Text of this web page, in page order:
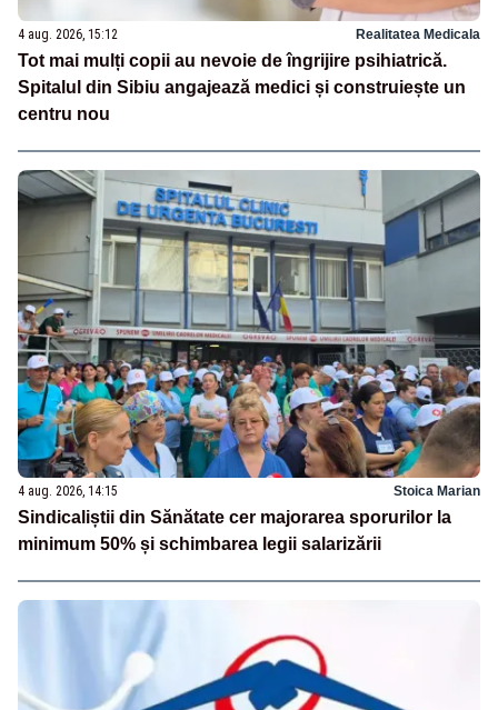
4 aug. 2026, 15:12 Realitatea Medicala
Tot mai mulți copii au nevoie de îngrijire psihiatrică.
Spitalul din Sibiu angajează medici și construiește un
centru nou
4 aug. 2026, 14:15 Stoica Marian
Sindicaliștii din Sănătate cer majorarea sporurilor la
minimum 50% și schimbarea legii salarizării